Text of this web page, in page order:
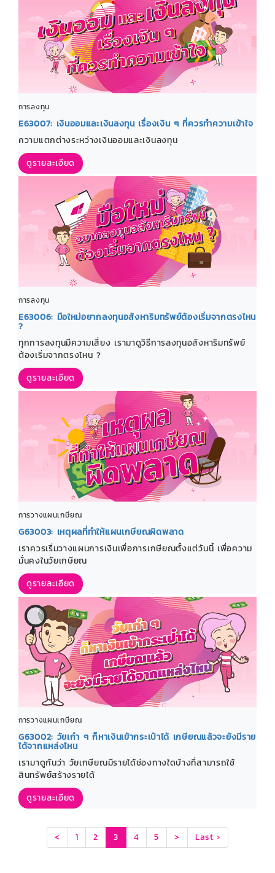
การลงทุน
E63007: เงินออมและเงินลงทุน เรื่องเงิน ๆ ที่ควรทำความเข้าใจ
ความแตกต่างระหว่างเงินออมและเงินลงทุน
ดูรายละเอียด
การลงทุน
E63006: มือใหม่อยากลงทุนอสังหาริมทรัพย์ต้องเริ่มจากตรงไหน
?
ทุกการลงทุนมีความเสี่ยง เรามาดูวิธีการลงทุนอสังหาริมทรัพย์
ต้องเริ่มจากตรงไหน ?
ดูรายละเอียด
การวางแผนเกษียณ
G63003: เหตุผลที่ทำให้แผนเกษียณผิดพลาด
เราควรเริ่มวางแผนการเงินเพื่อการเกษียณตั้งแต่วันนี้ เพื่อความ
มั่นคงในวัยเกษียณ
ดูรายละเอียด
การวางแผนเกษียณ
G63002: วัยเก๋า ๆ ก็หาเงินเข้ากระเป๋าได้ เกษียณแล้วจะยังมีราย
ได้จากแหล่งไหน
เรามาดูกันว่า วัยเกษียณมีรายได้ช่องทางใดบ้างที่สามารถใช้
สินทรัพย์สร้างรายได้
ดูรายละเอียด
< 1 2 3(current)
4 5 > Last ›